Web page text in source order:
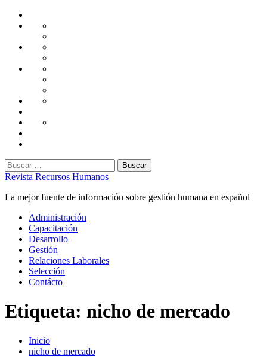
Saltar
Administración
Capacitación
Desarrollo
Gestión
Laborales
Selección
Buscar:
Revista Recursos Humanos
La mejor fuente de información sobre gestión humana en español
Menú
principal
Administración
Capacitación
Desarrollo
Gestión
Relaciones Laborales
Selección
Contácto
Etiqueta: nicho de mercado
Inicio
nicho de mercado